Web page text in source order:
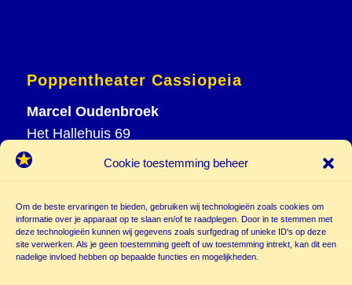
Cookie toestemming beheer
Om de beste ervaringen te bieden, gebruiken wij technologieën zoals cookies om
informatie over je apparaat op te slaan en/of te raadplegen. Door in te stemmen met
deze technologieën kunnen wij gegevens zoals surfgedrag of unieke ID's op deze
site verwerken. Als je geen toestemming geeft of uw toestemming intrekt, kan dit een
nadelige invloed hebben op bepaalde functies en mogelijkheden.
Poppentheater Cassiopeia
Marcel Oudenbroek
Het Hallehuis 69
3823 VH Amersfoort
M 06 20 26 94 61
info@
poppentheatercassiopeia.nl